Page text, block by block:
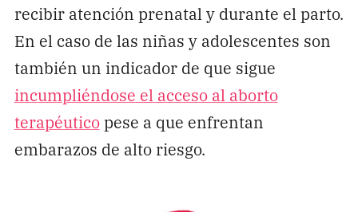
recibir atención prenatal y durante el parto.
En el caso de las niñas y adolescentes son
también un indicador de que sigue
incumpliéndose el acceso al aborto
terapéuticopese a que enfrentan
embarazos de alto riesgo.